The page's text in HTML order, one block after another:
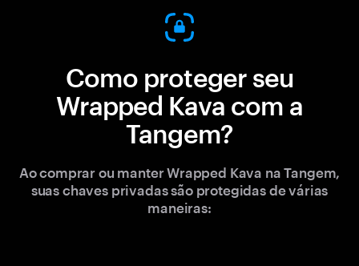
Como proteger seu
Wrapped Kava com a
Tangem?
Ao comprar ou manter Wrapped Kava na Tangem,
suas chaves privadas são protegidas de várias
maneiras: